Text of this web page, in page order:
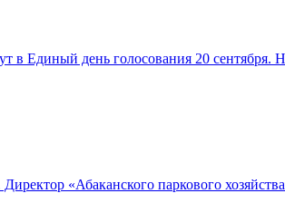
в Единый день голосования 20 сентября.
«Абаканского паркового